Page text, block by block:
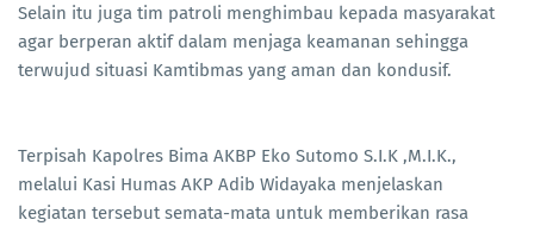
Selain itu juga tim patroli menghimbau kepada masyarakat
agar berperan aktif dalam menjaga keamanan sehingga
terwujud situasi Kamtibmas yang aman dan kondusif.
Terpisah Kapolres Bima AKBP Eko Sutomo S.I.K ,M.I.K.,
melalui Kasi Humas AKP Adib Widayaka menjelaskan
kegiatan tersebut semata-mata untuk memberikan rasa